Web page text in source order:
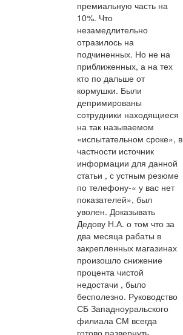
премиальную часть на
10%. Что
незамедлительно
отразилось на
подчиненных. Но не на
приближенных, а на тех
кто по дальше от
кормушки. Были
депримированы
сотрудники находящиеся
на так называемом
«испытательном сроке», в
частности источник
информации для данной
статьи , с устным резюме
по телефону-« у вас нет
показателей», был
уволен. Доказывать
Дедову Н.А. о том что за
два месяца рабаты в
закрепленных магазинах
произошло снижение
процента чистой
недостачи , было
бесполезно. Руководство
СБ Западноуральского
филиала СМ всегда
готово развернуть